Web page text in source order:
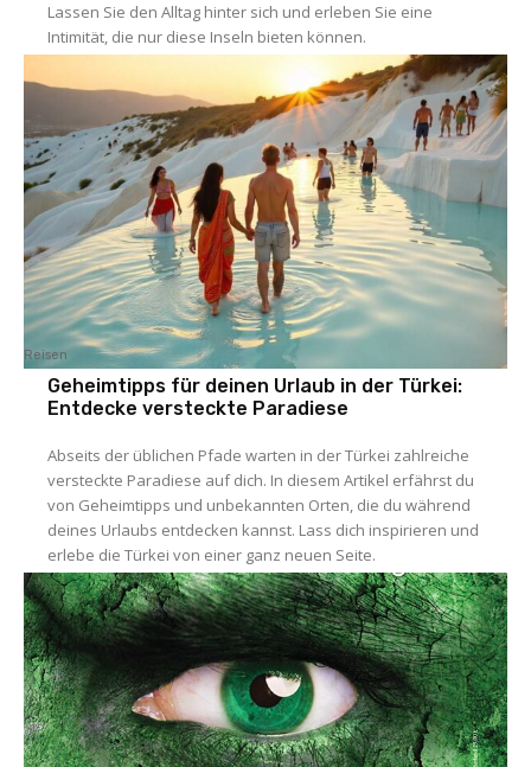
Lassen Sie den Alltag hinter sich und erleben Sie eine
Intimität, die nur diese Inseln bieten können.
Reisen
Geheimtipps für deinen Urlaub in der Türkei:
Entdecke versteckte Paradiese
Abseits der üblichen Pfade warten in der Türkei zahlreiche
versteckte Paradiese auf dich. In diesem Artikel erfährst du
von Geheimtipps und unbekannten Orten, die du während
deines Urlaubs entdecken kannst. Lass dich inspirieren und
erlebe die Türkei von einer ganz neuen Seite.